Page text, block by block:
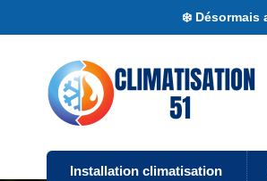
❄️ Désormais
Installation climatisation